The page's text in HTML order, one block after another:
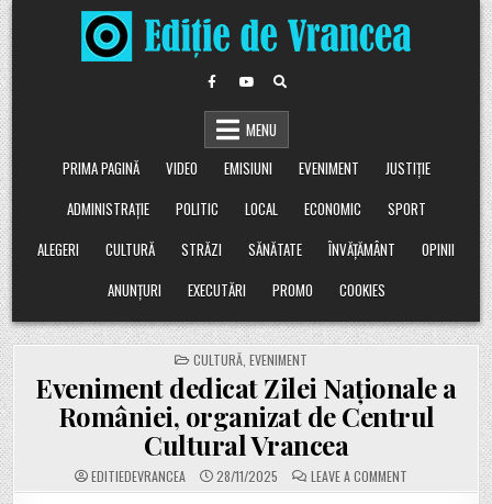
Skip
to
content
MENU
PRIMA PAGINĂ
VIDEO EMISIUNI EVENIMENT
JUSTIȚIE
ADMINISTRAȚIE
POLITIC LOCAL ECONOMIC
SPORT
ALEGERI
CULTURĂ STRĂZI SĂNĂTATE ÎNVĂȚĂMÂNT
OPINII
ANUNȚURI
EXECUTĂRI PROMO COOKIES
POSTED
IN
CULTURĂ, EVENIMENT
Eveniment dedicat Zilei Naționale a
României, organizat de Centrul
Cultural Vrancea
EDITIEDEVRANCEA 28/11/2025 LEAVE A COMMENTON
EVENIMENT